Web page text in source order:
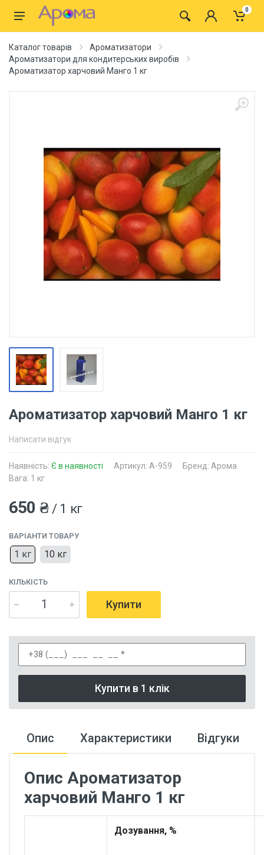
0
Каталог товарів
Ароматизатори
Ароматизатори для кондитерських виробів
Ароматизатор харчовий Манго 1 кг
Ароматизатор харчовий Манго 1 кг
Написати відгук
Наявність: Є в наявності Артикул: A-959
Бренд: Арома
Вага: 1 кг
650 ₴ / 1 кг
ВАРІАНТИ ТОВАРУ
1 кг 10 кг
КІЛЬКІСТЬ
Купити
Купити в 1 клік
Опис Характеристики Відгуки
Опис Ароматизатор
харчовий Манго 1 кг
Дозування, %